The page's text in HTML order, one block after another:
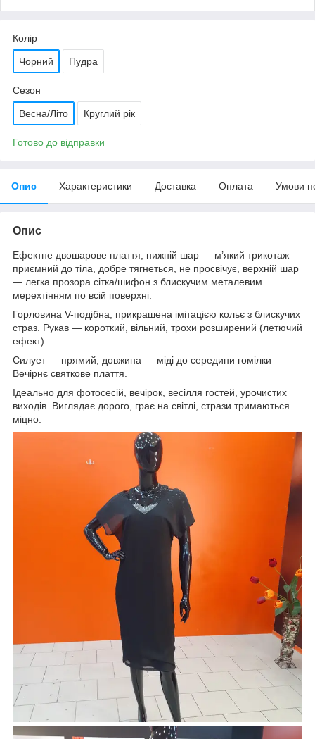
Колір
Чорний Пудра
Сезон
Весна/Літо Круглий рік
Готово до відправки
Опис Характеристики Доставка Оплата Умови
Опис
Ефектне двошарове плаття, нижній шар — м’який трикотаж
приємний до тіла, добре тягнеться, не просвічує, верхній шар
— легка прозора сітка/шифон з блискучим металевим
мерехтінням по всій поверхні.
Горловина V-подібна, прикрашена імітацією кольє з блискучих
страз. Рукав — короткий, вільний, трохи розширений (летючий
ефект).
Силует — прямий, довжина — міді до середини гомілки
Вечірнє святкове плаття.
Ідеально для фотосесій, вечірок, весілля гостей, урочистих
виходів. Виглядає дорого, грає на світлі, стрази тримаються
міцно.